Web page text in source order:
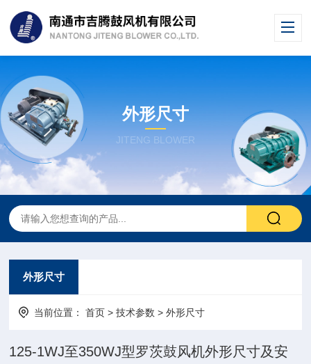
外形尺寸
JITENG BLOWER
外形尺寸
当前位置：首页 >技术参数 >外形尺寸
125-1WJ至350WJ型罗茨鼓风机外形尺寸及安